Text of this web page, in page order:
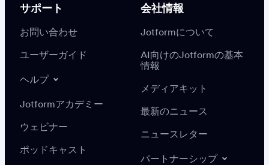
サポート
お問い合わせ
ユーザーガイド
ヘルプ
Jotformアカデミー
ウェビナー
ポッドキャスト
会社情報
Jotformについて
AI向けのJotformの基本
情報
メディアキット
最新のニュース
ニュースレター
パートナーシップ